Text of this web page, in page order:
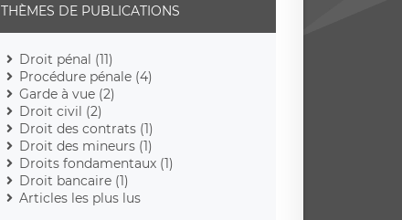
THÈMES DE PUBLICATIONS
Droit pénal (11)
Procédure pénale (4)
Garde à vue (2)
Droit civil (2)
Droit des contrats (1)
Droit des mineurs (1)
Droits fondamentaux (1)
Droit bancaire (1)
Articles les plus lus